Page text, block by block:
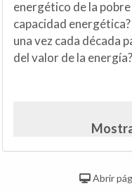
energético de la
capacidad
una vez cada década
del valor de la energía?
Abrir